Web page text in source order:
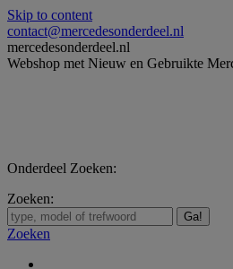
Skip to content
contact@mercedesonderdeel.nl
mercedesonderdeel.nl
Webshop met Nieuw en Gebruikte
Onderdeel Zoeken:
Zoeken:
Zoeken